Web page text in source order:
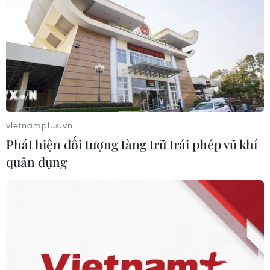
08/08/2026 03:28
Quảng Trị quyết tâm bàn giao sớm
mặt bằng Dự án Nhà máy điện gió
LIG-Hướng Hóa 1
Chủ tịch Quốc hội dự kỷ
niệm 70 năm Ngày truyền thống lực
tư dự án hạ tầng công nghiệp phía
vietnamplus.vn
Phát hiện đối tượng tàng trữ trái phép vũ khí
quân dụng